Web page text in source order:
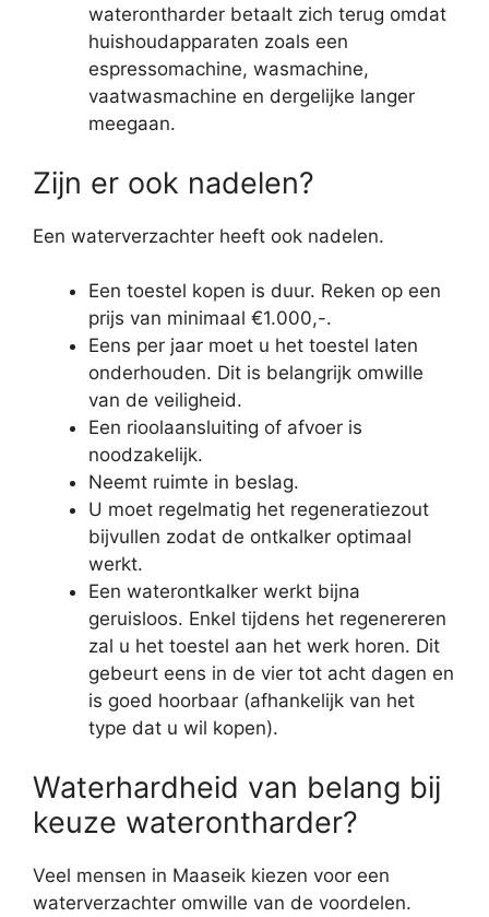
waterontharder betaalt zich terug omdat
huishoudapparaten zoals een
espressomachine, wasmachine,
vaatwasmachine en dergelijke langer
meegaan.
Zijn er ook nadelen?
Een waterverzachter heeft ook nadelen.
Een toestel kopen is duur. Reken op een
prijs van minimaal €1.000,-.
Eens per jaar moet u het toestel laten
onderhouden. Dit is belangrijk omwille
van de veiligheid.
Een rioolaansluiting of afvoer is
noodzakelijk.
Neemt ruimte in beslag.
U moet regelmatig het regeneratiezout
bijvullen zodat de ontkalker optimaal
werkt.
Een waterontkalker werkt bijna
geruisloos. Enkel tijdens het regenereren
zal u het toestel aan het werk horen. Dit
gebeurt eens in de vier tot acht dagen en
is goed hoorbaar (afhankelijk van het
type dat u wil kopen).
Waterhardheid van belang bij
keuze waterontharder?
Veel mensen in Maaseik kiezen voor een
waterverzachter omwille van de voordelen.